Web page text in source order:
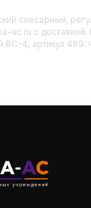
слесарный,
ac.ru с
ВС-4, артикул 489: